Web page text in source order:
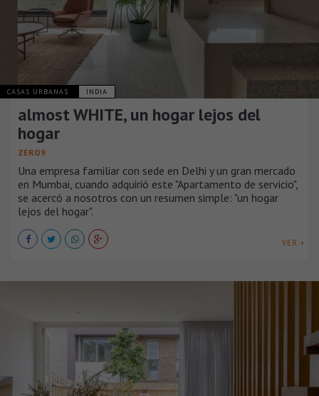
CASAS URBANAS INDIA
almost WHITE, un hogar lejos del
hogar
ZERO9
Una empresa familiar con sede en Delhi y un gran mercado
en Mumbai, cuando adquirió este "Apartamento de servicio",
se acercó a nosotros con un resumen simple: "un hogar
lejos del hogar".
VER +